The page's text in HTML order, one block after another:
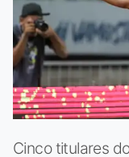
Cinco titulares